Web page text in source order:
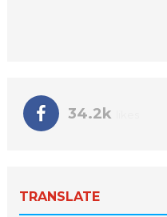
34.2k
TRANSLATE